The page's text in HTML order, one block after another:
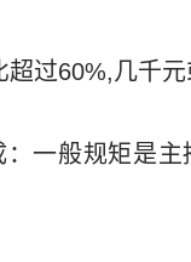
超过60%,几千
一般规矩是主